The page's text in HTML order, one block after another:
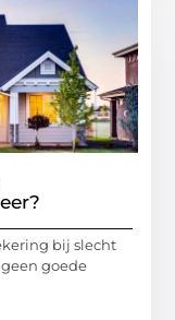
bij slecht
goede